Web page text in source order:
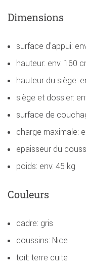
Dimensions
surface d'appui:
hauteur: env. 160
hauteur du siège:
siège et dossier:
surface de
charge maximale:
epaisseur du
poids: env. 45 kg
Couleurs
cadre: gris
coussins: Nice
toit: terre cuite